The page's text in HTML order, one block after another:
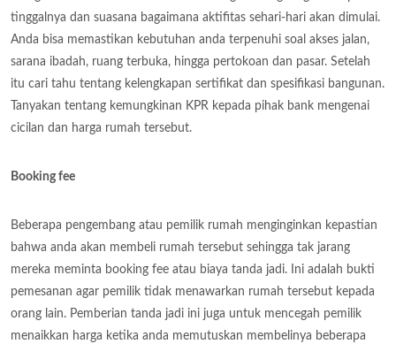
tinggalnya dan suasana bagaimana aktifitas sehari-hari akan dimulai.
Anda bisa memastikan kebutuhan anda terpenuhi soal akses jalan,
sarana ibadah, ruang terbuka, hingga pertokoan dan pasar. Setelah
itu cari tahu tentang kelengkapan sertifikat dan spesifikasi bangunan.
Tanyakan tentang kemungkinan KPR kepada pihak bank mengenai
cicilan dan harga rumah tersebut.
Booking fee
Beberapa pengembang atau pemilik rumah menginginkan kepastian
bahwa anda akan membeli rumah tersebut sehingga tak jarang
mereka meminta booking fee atau biaya tanda jadi. Ini adalah bukti
pemesanan agar pemilik tidak menawarkan rumah tersebut kepada
orang lain. Pemberian tanda jadi ini juga untuk mencegah pemilik
menaikkan harga ketika anda memutuskan membelinya beberapa